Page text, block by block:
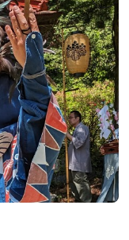
について】
ことで人と同時に、
や「六斎市」と呼ばれ
から、「今市」という